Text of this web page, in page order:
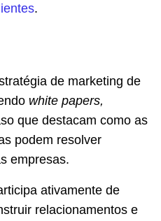
.
de marketing de
white papers,
que destacam como as
podem resolver
empresas.
ativamente de
relacionamentos e